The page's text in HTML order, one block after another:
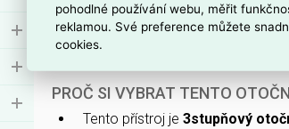
Jebez halogenů, smatným
hloubku vestavné instalační krabice
PROČ SI VYBRAT TENTO
Tento přístroj je 3stupňový
pohodlné používání webu, měřit
reklamou. Své preference můžete
cookies.